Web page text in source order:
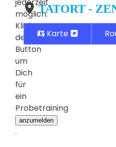
möglich.
Klicke
den
Button
um
Dich
für
ein
Probetraining
anzumelden
.
TATORT -
Karte